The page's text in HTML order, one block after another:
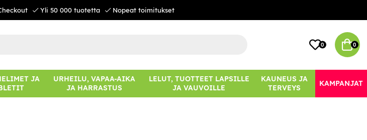
Yli 50 000 tuotetta Nopeat toimitukset
0 0
JA
URHEILU, VAPAA-AIKA
JA HARRASTUS
LELUT, TUOTTEET LAPSILLE
JA VAUVOILLE
KAUNEUS JA
TERVEYS
KAMPANJAT